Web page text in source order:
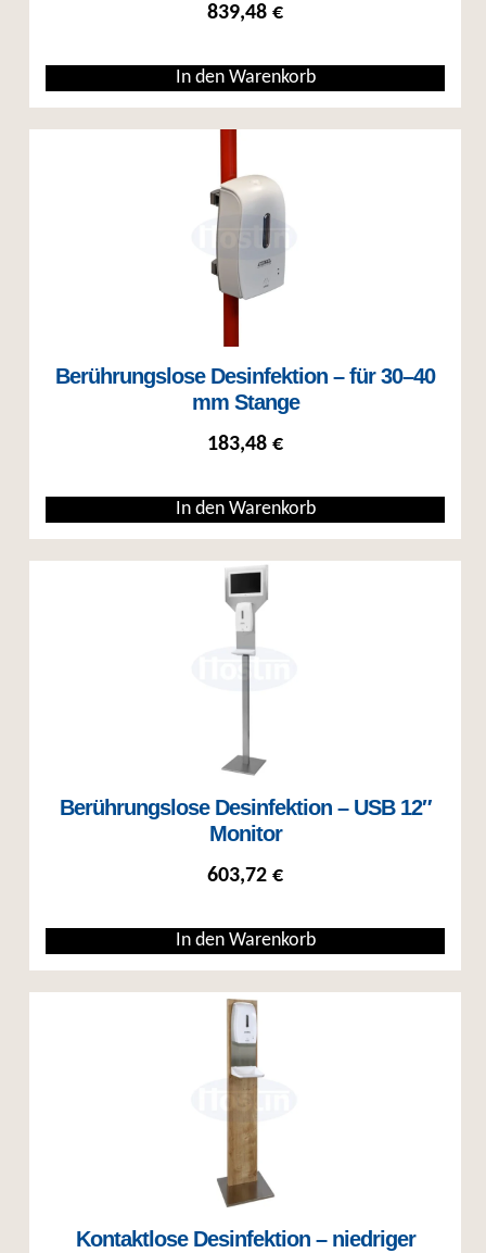
839,48 €
In den Warenkorb
Berührungslose Desinfektion – für 30–40
mm Stange
183,48 €
In den Warenkorb
Berührungslose Desinfektion – USB 12″
Monitor
603,72 €
In den Warenkorb
Kontaktlose Desinfektion – niedriger